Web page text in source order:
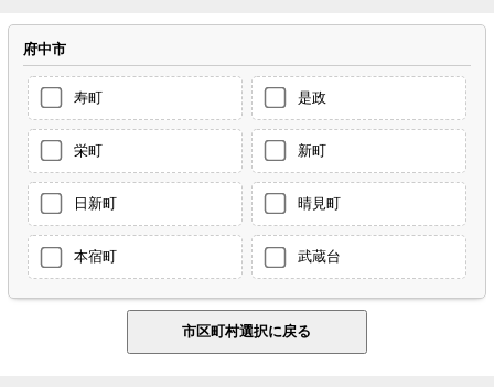
府中市
寿町 是政
栄町 新町
日新町 晴見町
本宿町 武蔵台